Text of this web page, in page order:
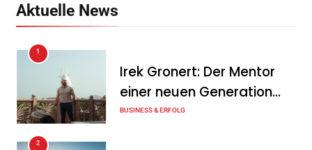
zum wichtigsten Baustein
der Energiewende werden
Aktuelle News
1
Irek Gronert: Der Mentor
einer neuen Generation
von Unternehmern
BUSINESS & ERFOLG
2